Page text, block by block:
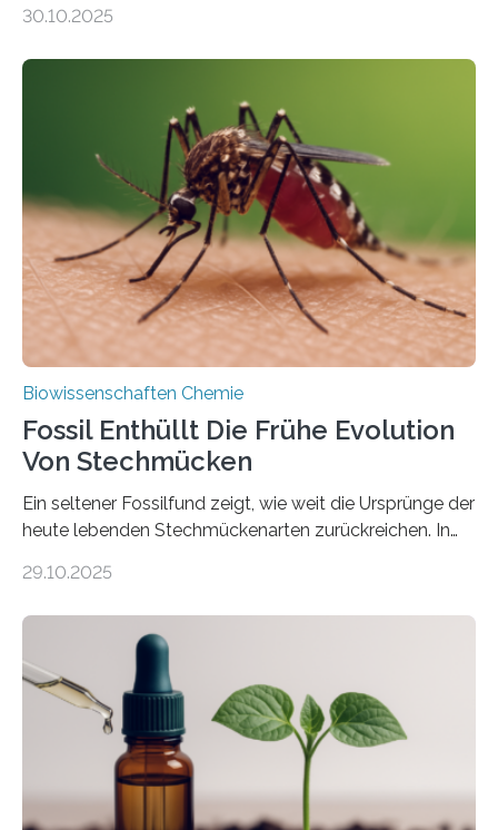
Landpflanzen zählen zu den komplexesten
Grünalgen, die vor Hunderten von Millionen Jahren
lebten. Unter den Vorfahren sticht eine Gruppe heraus,
die noch heute in der Natur vorkommt: die
Süßwasseralge Coleochaetophyceae. Einige Arten
dieser Gruppe bilden aus Zellfäden dichte Geflechte
mit scheibenförmiger Gestalt. Was auffällig ist: Die
nächsten…
30.10.2025
Biowissenschaften Chemie
Fossil Enthüllt Die Frühe Evolution
Von Stechmücken
Ein seltener Fossilfund zeigt, wie weit die Ursprünge der
heute lebenden Stechmückenarten zurückreichen. In
Forschende die bisher älteste bekannte Stechmücken-
Region Kachin in Myanmar und hat sich in
ausgezeichnetem Zustand erhalten. Es konnte als neue
Art einer neuen Gattung beschrieben werden und trägt
nun den Namen Cretosabethes primaevus. Dieser erste
fossile Nachweis einer Stechmückenlarve in Bernstein
stellt gleichzeitig den ersten Fossilfund einer
Mückenlarve aus dem Mesozoikum dar, denn…
29.10.2025